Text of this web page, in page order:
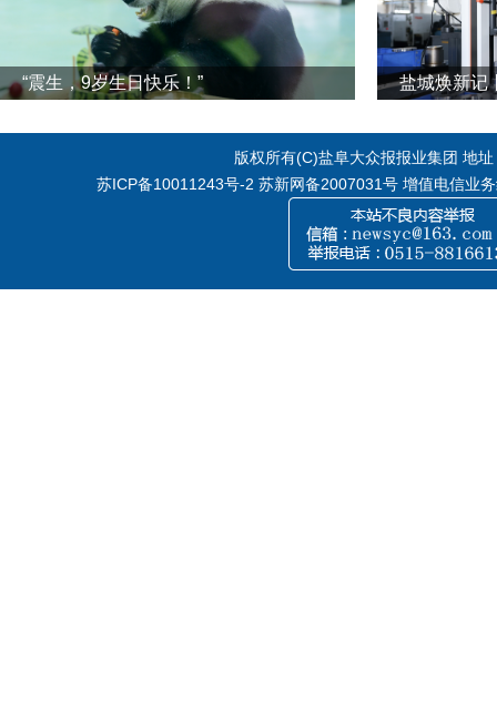
“震生，9岁生日快乐！”
版权所有(C)盐阜大众报报业集团 地
苏ICP备10011243号-2 苏新网备2007031号 增值电信业